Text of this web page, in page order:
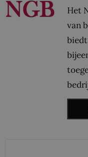
Het
van